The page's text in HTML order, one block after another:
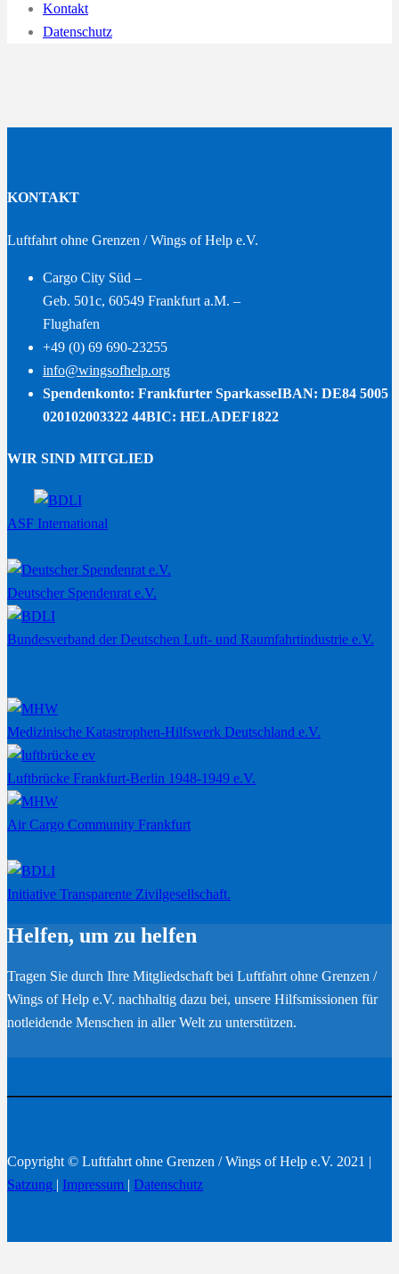
Kontakt
Datenschutz
KONTAKT
Luftfahrt ohne Grenzen / Wings of Help e.V.
Cargo City Süd –
Geb. 501c, 60549 Frankfurt a.M. –
Flughafen
+49 (0) 69 690-23255
info@wingsofhelp.org
Spendenkonto: Frankfurter SparkasseIBAN: DE84 5005
020102003322 44BIC: HELADEF1822
WIR SIND MITGLIED
ASF International
Deutscher Spendenrat e.V.
Bundesverband der Deutschen Luft- und Raumfahrtindustrie e.V.
Medizinische Katastrophen-Hilfswerk Deutschland e.V.
Luftbrücke Frankfurt-Berlin 1948-1949 e.V.
Air Cargo Community Frankfurt
Initiative Transparente Zivilgesellschaft.
Helfen, um zu helfen
Tragen Sie durch Ihre Mitgliedschaft bei Luftfahrt ohne Grenzen /
Wings of Help e.V. nachhaltig dazu bei, unsere Hilfsmissionen für
notleidende Menschen in aller Welt zu unterstützen.
Copyright © Luftfahrt ohne Grenzen / Wings of Help e.V. 2021 |
Satzung | Impressum | Datenschutz